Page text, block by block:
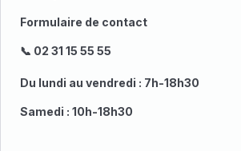
Formulaire de contact
📞 02 31 15 55 55
Du lundi au vendredi : 7h-18h30
Samedi : 10h-18h30